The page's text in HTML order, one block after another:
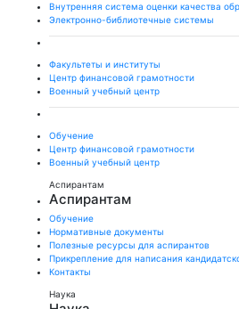
Внутренняя система оценки качества
Электронно-библиотечные системы
Факультеты и институты
Центр финансовой грамотности
Военный учебный центр
Обучение
Центр финансовой грамотности
Военный учебный центр
Аспирантам
Аспирантам
Обучение
Нормативные документы
Полезные ресурсы для аспирантов
Прикрепление для написания
Контакты
Наука